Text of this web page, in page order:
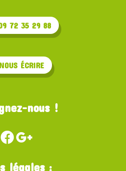
72 35 29 88
ÉCRIRE
nous !
légales :